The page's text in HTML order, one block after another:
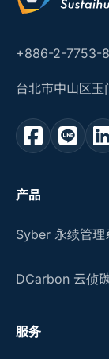
+886-2-7753-
台北市中山区玉
产品
Syber 永续管理
DCarbon 云侦
服务